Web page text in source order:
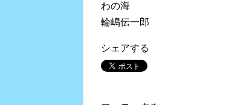
わの海
輪嶋伝一郎
シェアする